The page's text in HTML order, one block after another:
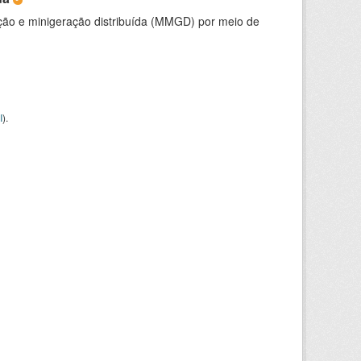
e minigeração distribuída (MMGD) por meio de
).